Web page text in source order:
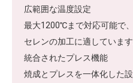
広範囲な温度設定
最大1200℃まで対応可能で
セレンの加工に適しています
統合されたプレス機能
焼成とプレスを一体化した